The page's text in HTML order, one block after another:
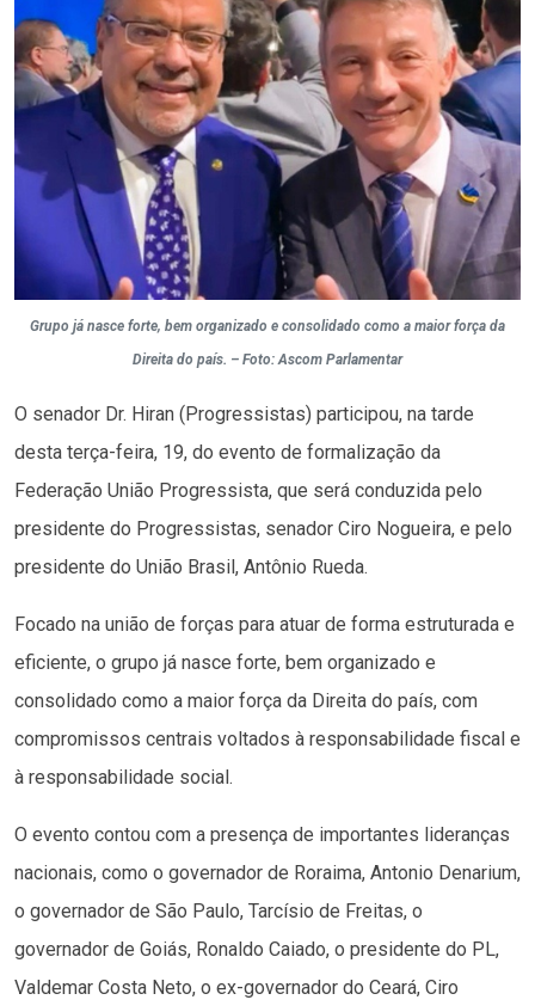
Grupo já nasce forte, bem organizado e consolidado como a maior força da
Direita do país. – Foto: Ascom Parlamentar
O senador Dr. Hiran (Progressistas) participou, na tarde
desta terça-feira, 19, do evento de formalização da
Federação União Progressista, que será conduzida pelo
presidente do Progressistas, senador Ciro Nogueira, e pelo
presidente do União Brasil, Antônio Rueda.
Focado na união de forças para atuar de forma estruturada e
eficiente, o grupo já nasce forte, bem organizado e
consolidado como a maior força da Direita do país, com
compromissos centrais voltados à responsabilidade fiscal e
à responsabilidade social.
O evento contou com a presença de importantes lideranças
nacionais, como o governador de Roraima, Antonio Denarium,
o governador de São Paulo, Tarcísio de Freitas, o
governador de Goiás, Ronaldo Caiado, o presidente do PL,
Valdemar Costa Neto, o ex-governador do Ceará, Ciro